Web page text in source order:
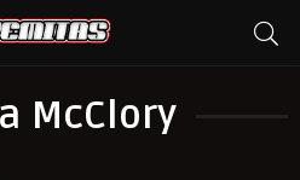
McClory